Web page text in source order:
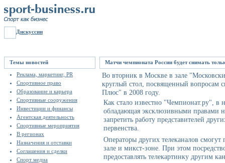
Дискуссии
Темы новостей
Реклама, маркетинг, PR
Спортивное право
Образование и карьера
Спортивные сооружения
Инвестиции и финансы
Агентская деятельность
Спортивные мероприятия
В регионах
Назначения и отставки
Соглашения и сделки
Спорт медиа
Матчи чемпионата России будет снимать
Во вторник в Москве в зале
круглый стол, посвященный вопросам
Плюс" в 2008 году.
Как стало известно "Чемпионат.ру",
обладающая эксклюзивными правами
запретить работу представителей
первенства.
Операторы других телеканалов
зале и микст-зоне. При этом
предоставлять телекартинку другим